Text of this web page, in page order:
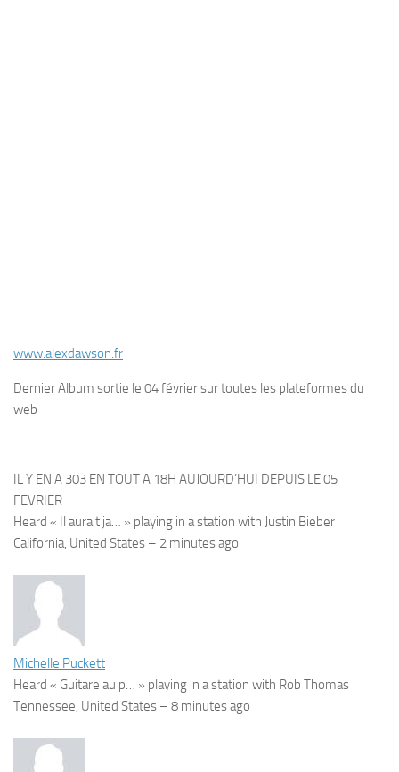
www.alexdawson.fr
Dernier Album sortie le 04 février sur toutes les plateformes du
web
IL Y EN A 303 EN TOUT A 18H AUJOURD’HUI DEPUIS LE 05
FEVRIER
Heard « Il aurait ja… » playing in a station with Justin Bieber
California, United States – 2 minutes ago
Michelle Puckett
Heard « Guitare au p… » playing in a station with Rob Thomas
Tennessee, United States – 8 minutes ago